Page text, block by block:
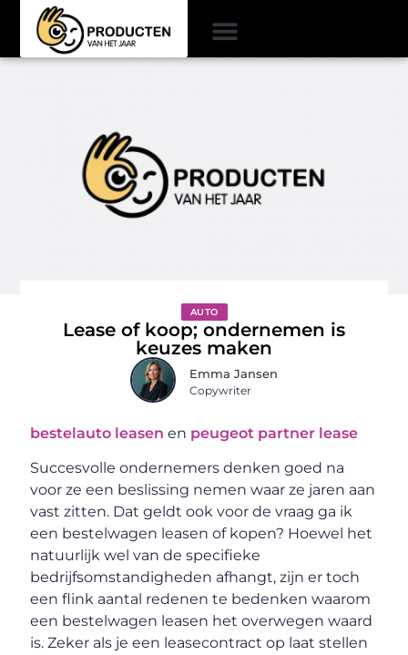
AUTO
Lease of koop; ondernemen is
keuzes maken
Emma Jansen
Copywriter
bestelauto leasen en peugeot partner lease
Succesvolle ondernemers denken goed na
voor ze een beslissing nemen waar ze jaren aan
vast zitten. Dat geldt ook voor de vraag ga ik
een bestelwagen leasen of kopen? Hoewel het
natuurlijk wel van de specifieke
bedrijfsomstandigheden afhangt, zijn er toch
een flink aantal redenen te bedenken waarom
een bestelwagen leasen het overwegen waard
is. Zeker als je een leasecontract op laat stellen